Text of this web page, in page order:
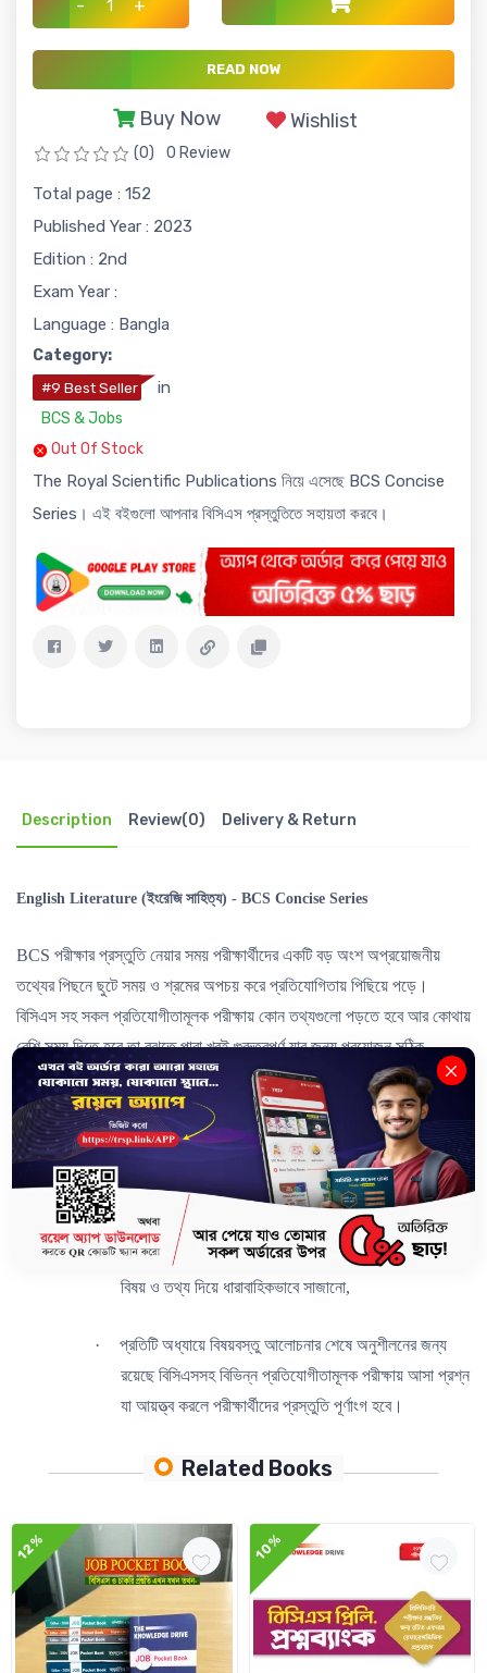
- +
READ NOW
Buy Now Wishlist
(0) 0 Review
Total page : 152
Published Year : 2023
Edition : 2nd
Exam Year :
Language : Bangla
Category:
#9 Best Seller in
BCS & Jobs
Out Of Stock
The Royal Scientific Publications নিয়ে এসেছে BCS Concise
Series। এই বইগুলো আপনার বিসিএস প্রস্তুতিতে সহায়তা করবে।
Description Review(0) Delivery & Return
English Literature (ইংরেজি সাহিত্য) - BCS Concise Series
BCS পরীক্ষার প্রস্তুতি নেয়ার সময় পরীক্ষার্থীদের একটি বড় অংশ অপ্রয়োজনীয়
তথ্যের পিছনে ছুটে সময় ও শ্রমের অপচয় করে প্রতিযোগিতায় পিছিয়ে পড়ে।
বিসিএস সহ সকল প্রতিযোগীতামূলক পরীক্ষায় কোন তথ্যগুলো পড়তে হবে আর কোথায়
বেশি সময় দিতে হবে তা বুঝতে পারা খুবই গুরুত্বপূর্ণ যার জন্য প্রয়োজন সঠিক
দিকনির্দেশনার। পরীক্ষার্থীদের পরিকল্পিত ও গোছানো বিসিএস প্রস্তুতি নিশ্চিত করতে
The Royal Scientific Publications নিয়ে এসেছেBCS Concise Book -
English Literature।BCS Concise Book - English
Literatureবইগুলো কিভাবে আপনার BCS প্রস্তুতিতে সহায়তা করবে?
·
Concise Series এর বইগুলো বিসিএসসহ সকল
প্রতিযোগীতামূলক পরীক্ষায় আসার উপযোগী সবচেয়ে গুরুত্বপূর্ণ
বিষয় ও তথ্য দিয়ে ধারাবাহিকভাবে সাজানো,
·
প্রতিটি অধ্যায়ে বিষয়বস্তু আলোচনার শেষে অনুশীলনের জন্য
রয়েছে বিসিএসসহ বিভিন্ন প্রতিযোগীতামূলক পরীক্ষায় আসা প্রশ্ন
যা আয়ত্ত্ব করলে পরীক্ষার্থীদের প্রস্তুতি পূর্ণাংগ হবে।
Related Books
12% 10%